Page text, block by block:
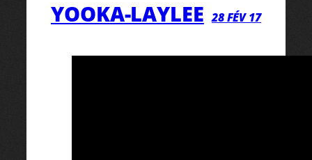
YOOKA-LAYLEE 28 FÉV 17